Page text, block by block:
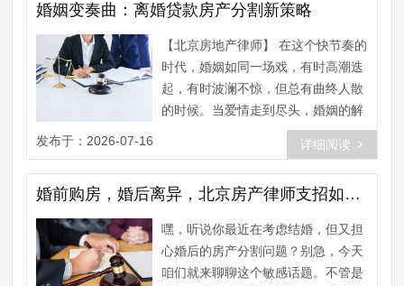
婚姻变奏曲：离婚贷款房产分割新策略
【北京房地产律师】 在这个快节奏的
时代，婚姻如同一场戏，有时高潮迭
起，有时波澜不惊，但总有曲终人散
的时候。当爱情走到尽头，婚姻的解
体往往伴随着财产的分割，尤其
发布于：2026-07-16 详细阅读
婚前购房，婚后离异，北京房产律师支招如何公平分割
嘿，听说你最近在考虑结婚，但又担
心婚后的房产分割问题？别急，今天
咱们就来聊聊这个敏感话题。不管是